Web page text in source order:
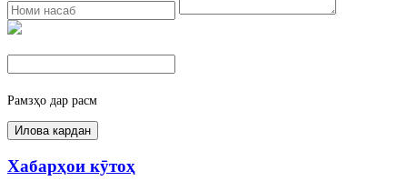
Рамзҳо дар расм
Хабарҳои кӯтоҳ